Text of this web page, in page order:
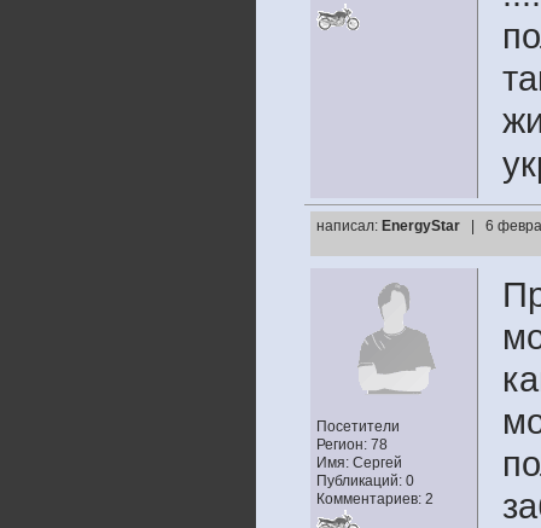
написал: EnergyStar | 6
Посетители
Регион: 78
Имя: Cергей
Публикаций: 0
Комментариев: 2